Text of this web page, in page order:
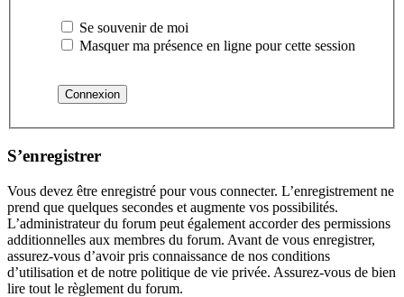
Se souvenir de moi
Masquer ma présence en ligne pour cette session
S’enregistrer
Vous devez être enregistré pour vous connecter. L’enregistrement ne
prend que quelques secondes et augmente vos possibilités.
L’administrateur du forum peut également accorder des permissions
additionnelles aux membres du forum. Avant de vous enregistrer,
assurez-vous d’avoir pris connaissance de nos conditions
d’utilisation et de notre politique de vie privée. Assurez-vous de bien
lire tout le règlement du forum.